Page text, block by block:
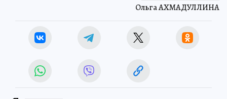
Ольга АХМАДУЛЛИНА